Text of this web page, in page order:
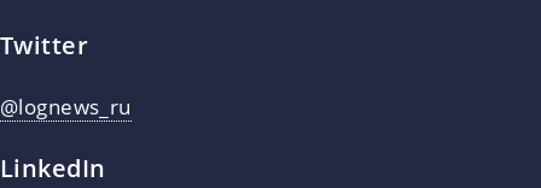
Twitter
@lognews_ru
LinkedIn